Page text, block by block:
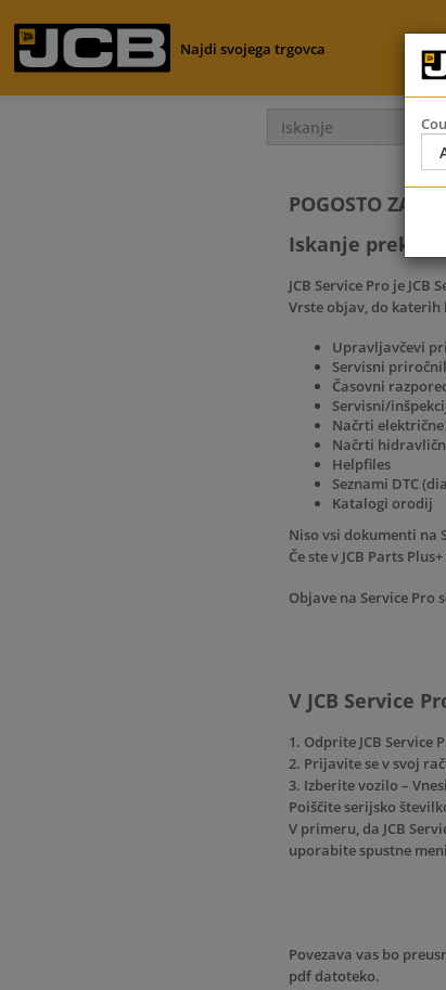
Najdi svojega trgovca
POGOSTO
Iskanje prek
JCB Service Pro je
Vrste objav, do katerih
Upravljavčevi
Servisni
Časovni
Servisni/
Načrti
Načrti
Helpfiles
Seznami DTC
Katalogi orodij
Niso vsi dokumenti na
Če ste v JCB Parts
Objave na Service
V JCB Service
1. Odprite JCB
2. Prijavite se v svoj
3. Izberite vozilo –
Poiščite serijsko
V primeru, da JCB
uporabite spustne
Povezava vas bo
pdf datoteko.